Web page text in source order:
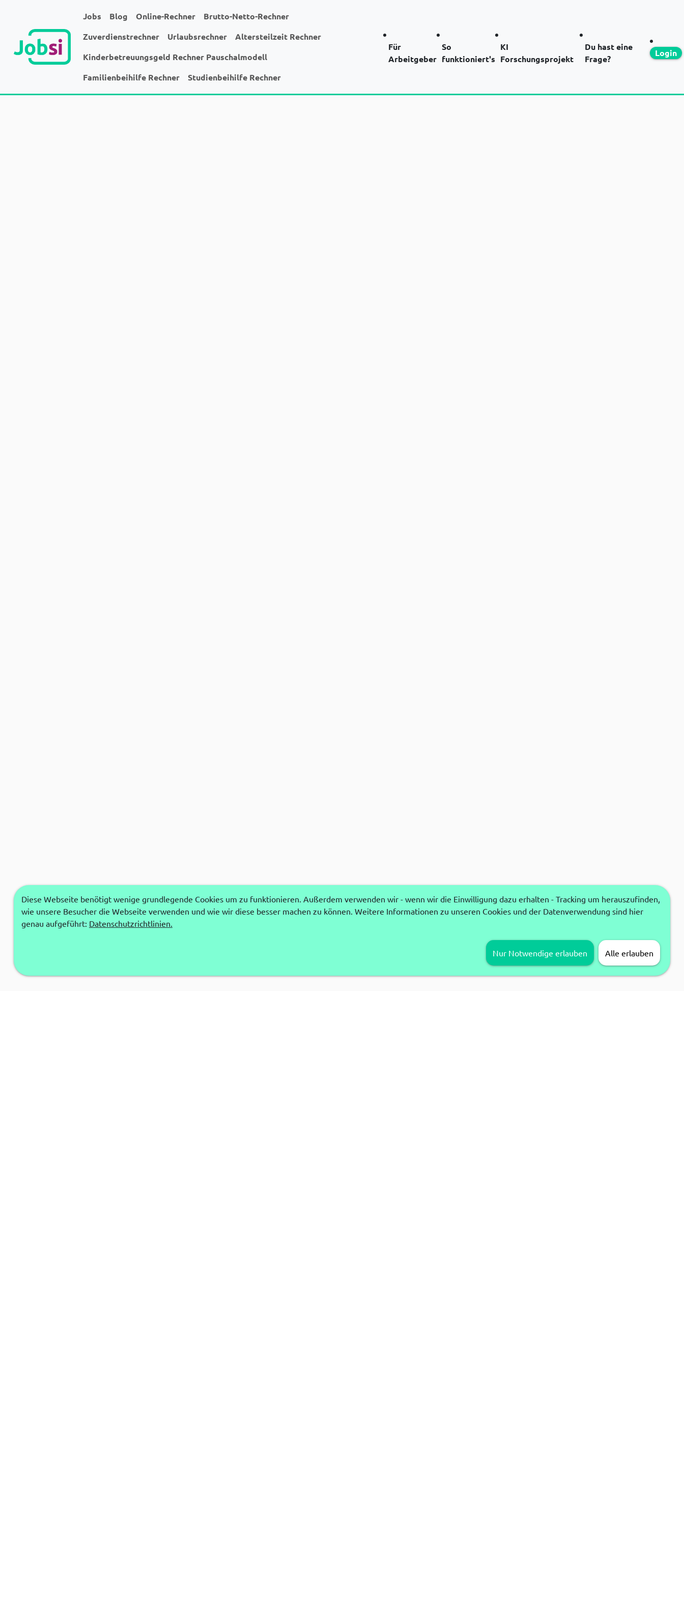
Jobs Blog Online-Rechner
Brutto-Netto-Rechner
Zuverdienstrechner
Urlaubsrechner
Altersteilzeit Rechner
Kinderbetreuungsgeld Rechner Pauschalmodell
Familienbeihilfe Rechner
Studienbeihilfe Rechner
Für
Arbeitgeber
So
funktioniert's
KI
Forschungsprojekt
Du hast eine
Frage?
Login
Diese Webseite benötigt wenige grundlegende Cookies um zu funktionieren. Außerdem verwenden wir - wenn wir die Einwilligung dazu erhalten - Tracking um herauszufinden,
wie unsere Besucher die Webseite verwenden und wie wir diese besser machen zu können. Weitere Informationen zu unseren Cookies und der Datenverwendung sind hier
genau aufgeführt: Datenschutzrichtlinien.
Nur Notwendige erlauben Alle erlauben